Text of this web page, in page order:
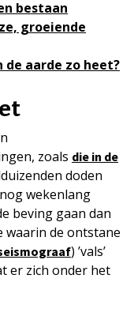
bestaan
groeiende
aarde zo heet?
zoals die in de
doden
wekenlang
beving gaan dan
waarin de ontstane
) ’vals’
er zich onder het